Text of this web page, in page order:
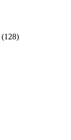
(128)